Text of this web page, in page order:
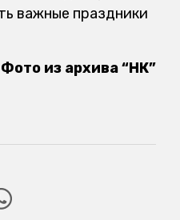
важные праздники
Фото из архива “НК”